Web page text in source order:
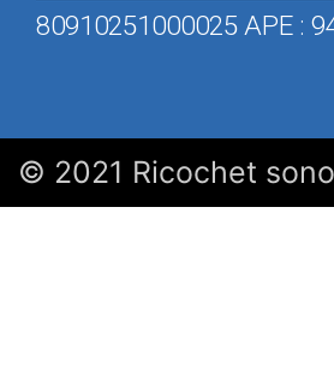
80910251000025 APE :
© 2021 Ricochet